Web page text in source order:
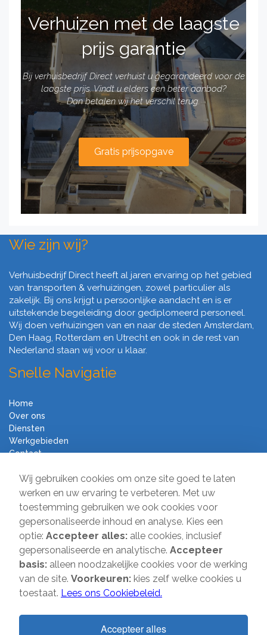
Wij gebruiken cookies om onze site goed te laten
werken en uw ervaring te verbeteren. Met uw
toestemming gebruiken we ook cookies voor
gepersonaliseerde inhoud en analyse. Kies een
optie: Accepteer alles: alle cookies, inclusief
gepersonaliseerde en analytische. Accepteer
basis: alleen noodzakelijke cookies voor de werking
van de site. Voorkeuren: kies zelf welke cookies u
toestaat. Lees ons Cookiebeleid.
Accepteer alles
Verhuizen met de laagste
prijs garantie
Bij verhuisbedrijf Direct verhuist u gegarandeerd voor de
laagste prijs. Vindt u elders een beter aanbod?
Dan betalen wij het verschil terug.
Gratis prijsopgave
Wie zijn wij?
Verhuisbedrijf Direct heeft al jaren ervaring op het gebied
van transporten & verhuizingen, zowel particulier als
zakelijk. Bij ons krijgt u persoonlijke aandacht en is er
uitstekende begeleiding door gediplomeerd personeel.
Wij doen verhuizingen van en naar de steden Amsterdam,
Den Haag, Rotterdam en Utrecht en ook in de rest van
Nederland staan wij voor u klaar.
Snelle Navigatie
Home
Over ons
Diensten
Werkgebieden
Contact
Verhuisbedrijf Direct
Sir Winston Churchilllaan 231
2282 JR Rijswijk
085-2013 070
info@verhuisbedrijfdirect.nl
Copyright © 2026 | Verhuisbedrijf Direct | Alle rechten voorbehouden.